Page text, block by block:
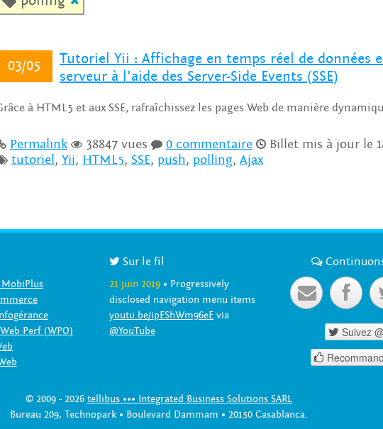
03/05
Tutoriel Yii : Affichage en temps réel de données
serveur à l’aide des Server-Side Events (SSE)
à HTML5 et aux SSE, rafraîchissez les pages Web de manière
Permalink  38847 vues  0 commentaire  Billet mis à jour le
tutoriel, Yii, HTML5, SSE, push, polling, Ajax
Perf (WPO)
 Sur le fil
21 juin 2019 • Progressively
disclosed navigation menu items
youtu.be/ipEShWm96eE via
@YouTube

 
 Suivez

© 2009 - 2026 tellibus ••• Integrated Business Solutions SARL
Bureau 209, Technopark • Boulevard Dammam • 20150 Casablanca.